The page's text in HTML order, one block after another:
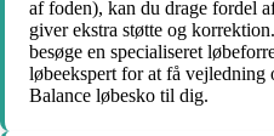
af foden), kan du drage fordel
giver ekstra støtte og
besøge en specialiseret
løbeekspert for at få vejledning
Balance løbesko til dig.